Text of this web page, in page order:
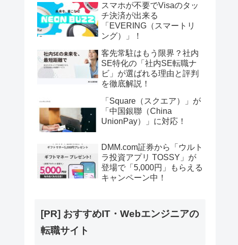
スマホが不要でVisaのタッ
チ決済が出来る
「EVERING（スマートリ
ング）」！
客先常駐はもう限界？社内
SE特化の「社内SE転職ナ
ビ」が選ばれる理由と評判
を徹底解説！
「Square（スクエア）」が
「中国銀聯（China
UnionPay）」に対応！
DMM.com証券から「ウルト
ラ投資アプリ TOSSY」が
登場で「5,000円」もらえる
キャンペーン中！
[PR] おすすめIT・Webエンジニアの
転職サイト